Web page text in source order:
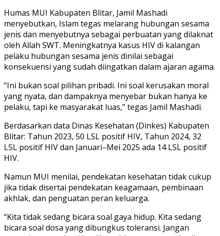
Humas MUI Kabupaten Blitar, Jamil Mashadi
menyebutkan, Islam tegas melarang hubungan sesama
jenis dan menyebutnya sebagai perbuatan yang dilaknat
oleh Allah SWT. Meningkatnya kasus HIV di kalangan
pelaku hubungan sesama jenis dinilai sebagai
konsekuensi yang sudah diingatkan dalam ajaran agama.
“Ini bukan soal pilihan pribadi. Ini soal kerusakan moral
yang nyata, dan dampaknya menyebar bukan hanya ke
pelaku, tapi ke masyarakat luas,” tegas Jamil Mashadi.
Berdasarkan data Dinas Kesehatan (Dinkes) Kabupaten
Blitar: Tahun 2023, 50 LSL positif HIV, Tahun 2024, 32
LSL positif HIV dan Januari–Mei 2025 ada 14 LSL positif
HIV.
Namun MUI menilai, pendekatan kesehatan tidak cukup
jika tidak disertai pendekatan keagamaan, pembinaan
akhlak, dan penguatan peran keluarga.
“Kita tidak sedang bicara soal gaya hidup. Kita sedang
bicara soal dosa yang dibungkus toleransi. Jangan